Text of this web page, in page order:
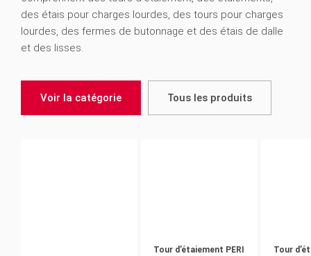
des étais pour charges lourdes, des tours pour charges
lourdes, des fermes de butonnage et des étais de dalle
et des lisses.
Voir la catégorie Tous les produits
Tour d’étaiement PERI
Tour